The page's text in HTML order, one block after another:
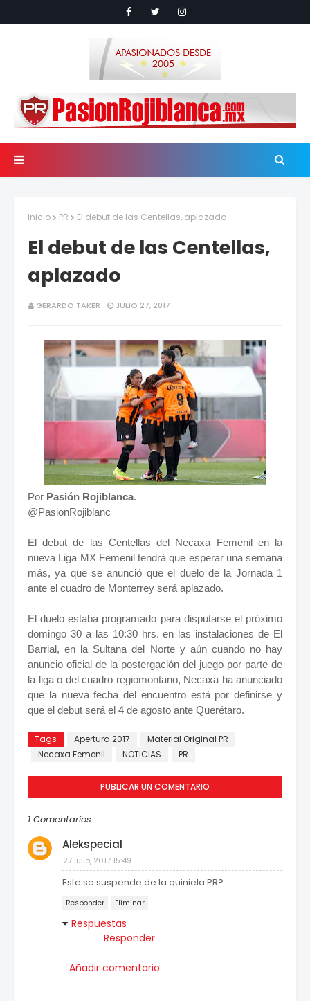
Inicio PR El debut de las Centellas, aplazado
El debut de las Centellas,
aplazado
GERARDO TAKER JULIO 27, 2017
Por Pasión Rojiblanca.
@PasionRojiblanc
El debut de las Centellas del Necaxa Femenil en la
nueva Liga MX Femenil tendrá que esperar una semana
más, ya que se anunció que el duelo de la Jornada 1
ante el cuadro de Monterrey será aplazado.
El duelo estaba programado para disputarse el próximo
domingo 30 a las 10:30 hrs. en las instalaciones de El
Barrial, en la Sultana del Norte y aún cuando no hay
anuncio oficial de la postergación del juego por parte de
la liga o del cuadro regiomontano, Necaxa ha anunciado
que la nueva fecha del encuentro está por definirse y
que el debut será el 4 de agosto ante Querétaro.
Tags Apertura 2017
Material Original PR
Necaxa Femenil
NOTICIAS PR
PUBLICAR UN COMENTARIO
1 Comentarios
Alekspecial
27 julio, 2017 15:49
Este se suspende de la quiniela PR?
Responder Eliminar
Respuestas
Responder
Añadir comentario